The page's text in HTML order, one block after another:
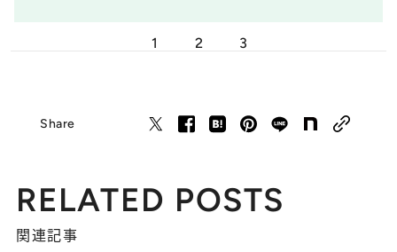
1 2 3
Share
RELATED POSTS
関連記事